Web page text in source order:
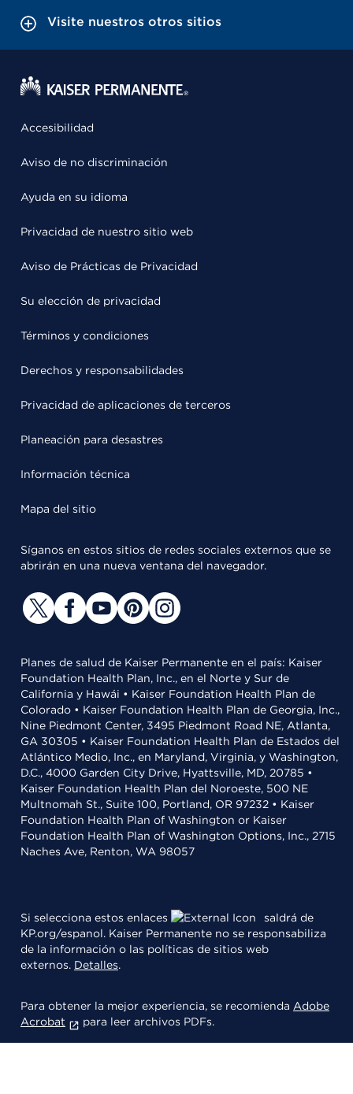
Visite nuestros otros sitios
Accesibilidad
Aviso de no discriminación
Ayuda en su idioma
Privacidad de nuestro sitio web
Aviso de Prácticas de Privacidad
Su elección de privacidad
Términos y condiciones
Derechos y responsabilidades
Privacidad de aplicaciones de terceros
Planeación para desastres
Información técnica
Mapa del sitio
Síganos en estos sitios de redes sociales externos que se
abrirán en una nueva ventana del navegador.
Planes de salud de Kaiser Permanente en el país: Kaiser
Foundation Health Plan, Inc., en el Norte y Sur de
California y Hawái • Kaiser Foundation Health Plan de
Colorado • Kaiser Foundation Health Plan de Georgia, Inc.,
Nine Piedmont Center, 3495 Piedmont Road NE, Atlanta,
GA 30305 • Kaiser Foundation Health Plan de Estados del
Atlántico Medio, Inc., en Maryland, Virginia, y Washington,
D.C., 4000 Garden City Drive, Hyattsville, MD, 20785 •
Kaiser Foundation Health Plan del Noroeste, 500 NE
Multnomah St., Suite 100, Portland, OR 97232 • Kaiser
Foundation Health Plan of Washington or Kaiser
Foundation Health Plan of Washington Options, Inc., 2715
Naches Ave, Renton, WA 98057
Si selecciona estos enlaces
saldrá de
KP.org/espanol. Kaiser Permanente no se responsabiliza
de la información o las políticas de sitios web
externos. Detalles.
Para obtener la mejor experiencia, se recomienda Adobe
Acrobat
para leer archivos PDFs.